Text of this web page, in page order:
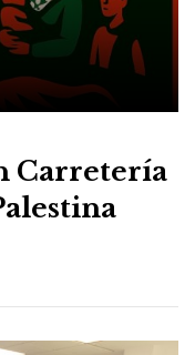
Carretería